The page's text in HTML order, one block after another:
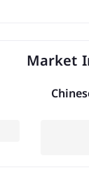
Market